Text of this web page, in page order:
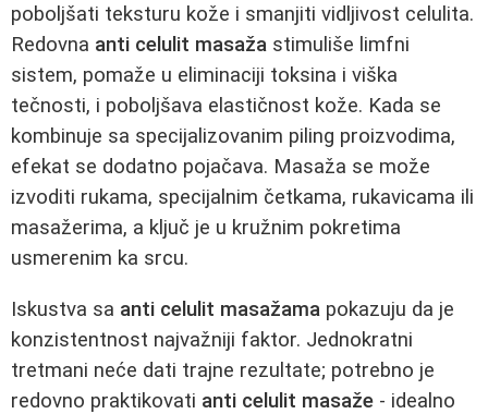
poboljšati teksturu kože i smanjiti vidljivost celulita.
Redovna anti celulit masaža stimuliše limfni
sistem, pomaže u eliminaciji toksina i viška
tečnosti, i poboljšava elastičnost kože. Kada se
kombinuje sa specijalizovanim piling proizvodima,
efekat se dodatno pojačava. Masaža se može
izvoditi rukama, specijalnim četkama, rukavicama ili
masažerima, a ključ je u kružnim pokretima
usmerenim ka srcu.
Iskustva sa anti celulit masažama pokazuju da je
konzistentnost najvažniji faktor. Jednokratni
tretmani neće dati trajne rezultate; potrebno je
redovno praktikovati anti celulit masaže - idealno